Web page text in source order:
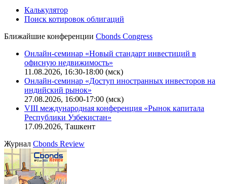
Калькулятор
Поиск котировок облигаций
Ближайшие конференции Cbonds Congress
Онлайн-семинар «Новый стандарт инвестиций в
офисную недвижимость»
11.08.2026, 16:30-18:00 (мск)
Онлайн-семинар «Доступ иностранных инвесторов на
индийский рынок»
27.08.2026, 16:00-17:00 (мск)
VIII международная конференция «Рынок капитала
Республики Узбекистан»
17.09.2026, Ташкент
Журнал Cbonds Review